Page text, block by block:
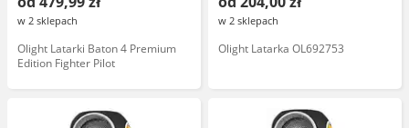
w 2 sklepach
Olight Latarki Baton 4 Premium
Edition Fighter Pilot
w 2 sklepach
Olight Latarka OL692753